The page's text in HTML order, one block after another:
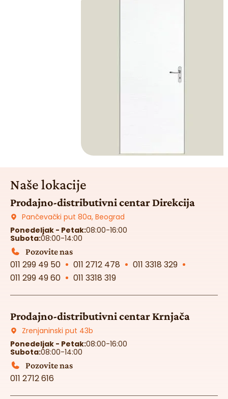
Naše lokacije
Prodajno-distributivni centar Direkcija
Pančevački put 80a, Beograd
Ponedeljak - Petak:08:00-16:00
Subota:08:00-14:00
Pozovite nas
011 299 49 50 011 2712 478
011 3318 329
011 299 49 60
011 3318 319
Prodajno-distributivni centar Krnjača
Zrenjaninski put 43b
Ponedeljak - Petak:08:00-16:00
Subota:08:00-14:00
Pozovite nas
011 2712 616